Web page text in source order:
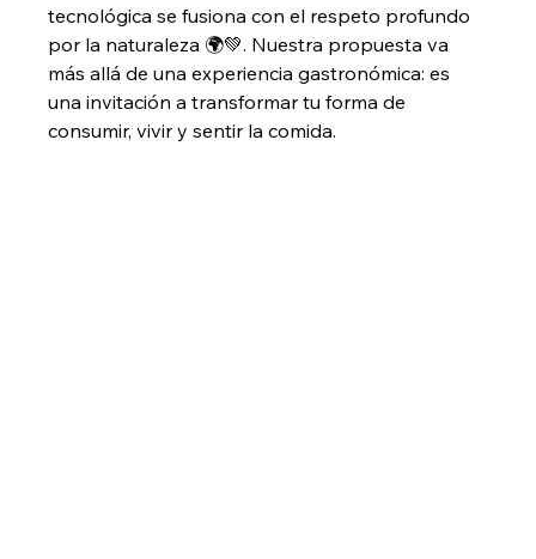
tecnológica se fusiona con el respeto profundo
por la naturaleza 🌍💚. Nuestra propuesta va
más allá de una experiencia gastronómica: es
una invitación a transformar tu forma de
consumir, vivir y sentir la comida.